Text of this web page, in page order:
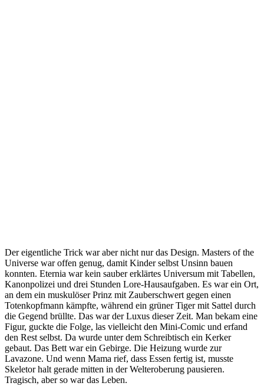
Der eigentliche Trick war aber nicht nur das Design. Masters of the
Universe war offen genug, damit Kinder selbst Unsinn bauen
konnten. Eternia war kein sauber erklärtes Universum mit Tabellen,
Kanonpolizei und drei Stunden Lore-Hausaufgaben. Es war ein Ort,
an dem ein muskulöser Prinz mit Zauberschwert gegen einen
Totenkopfmann kämpfte, während ein grüner Tiger mit Sattel durch
die Gegend brüllte. Das war der Luxus dieser Zeit. Man bekam eine
Figur, guckte die Folge, las vielleicht den Mini-Comic und erfand
den Rest selbst. Da wurde unter dem Schreibtisch ein Kerker
gebaut. Das Bett war ein Gebirge. Die Heizung wurde zur
Lavazone. Und wenn Mama rief, dass Essen fertig ist, musste
Skeletor halt gerade mitten in der Welteroberung pausieren.
Tragisch, aber so war das Leben.